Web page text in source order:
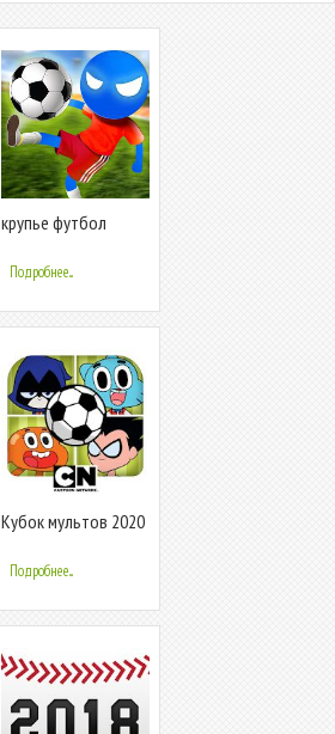
крупье футбол
Подробнее...
Кубок мультов 2020
Cartoon Network
Подробнее...